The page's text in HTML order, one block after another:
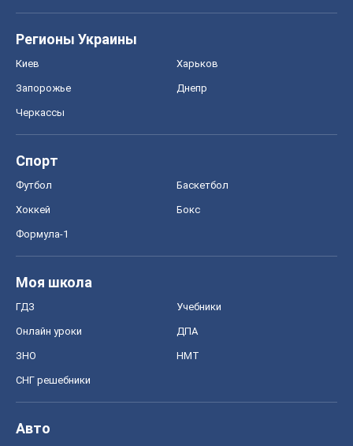
Регионы Украины
Киев Харьков
Запорожье Днепр
Черкассы
Спорт
Футбол Баскетбол
Хоккей Бокс
Формула-1
Моя школа
ГДЗ Учебники
Онлайн уроки ДПА
ЗНО НМТ
СНГ решебники
Авто